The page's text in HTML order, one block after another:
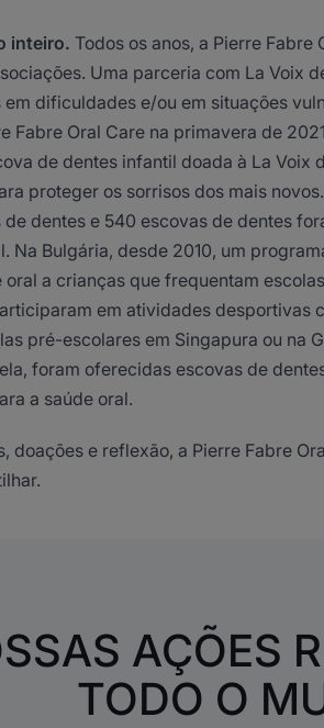
inteiro. Todos os anos, a Pierre
Uma parceria com La Voix
dificuldades e/ou em situações
Fabre Oral Care na primavera de
de dentes infantil doada à La Voix
proteger os sorrisos dos mais novos.
de dentes e 540 escovas de dentes
Na Bulgária, desde 2010, um
a crianças que frequentam
em atividades desportivas
pré-escolares em Singapura ou na
foram oferecidas escovas de
a saúde oral.
doações e reflexão, a Pierre Fabre
AÇÕES
TODO O